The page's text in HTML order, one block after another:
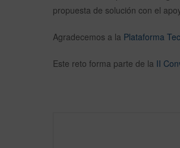
propuesta de solución con el
Agradecemos a la Plataforma
Este reto forma parte de la II